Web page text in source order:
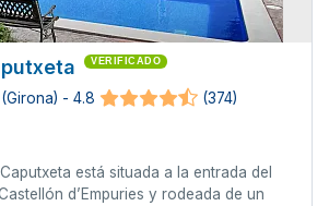
VERIFICADO
- 4.8
(374)
está situada a la entrada del
d’Empuries y rodeada de un